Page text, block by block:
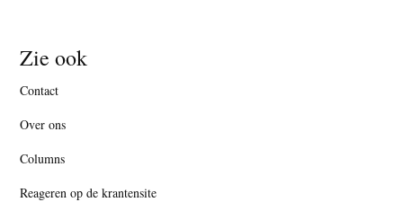
Zie ook
Contact
Over ons
Columns
Reageren op de krantensite